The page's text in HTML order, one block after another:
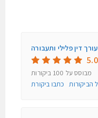
דין פלילי ותעבורה
5.0
מבוסס על 100 ביקורות
הביקורות
כתבו ביקורת